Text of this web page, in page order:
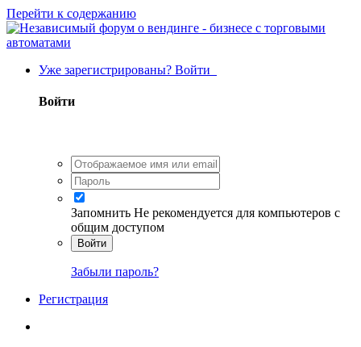
Перейти к содержанию
Уже зарегистрированы? Войти
Войти
Запомнить Не рекомендуется для компьютеров с
общим доступом
Войти
Забыли пароль?
Регистрация